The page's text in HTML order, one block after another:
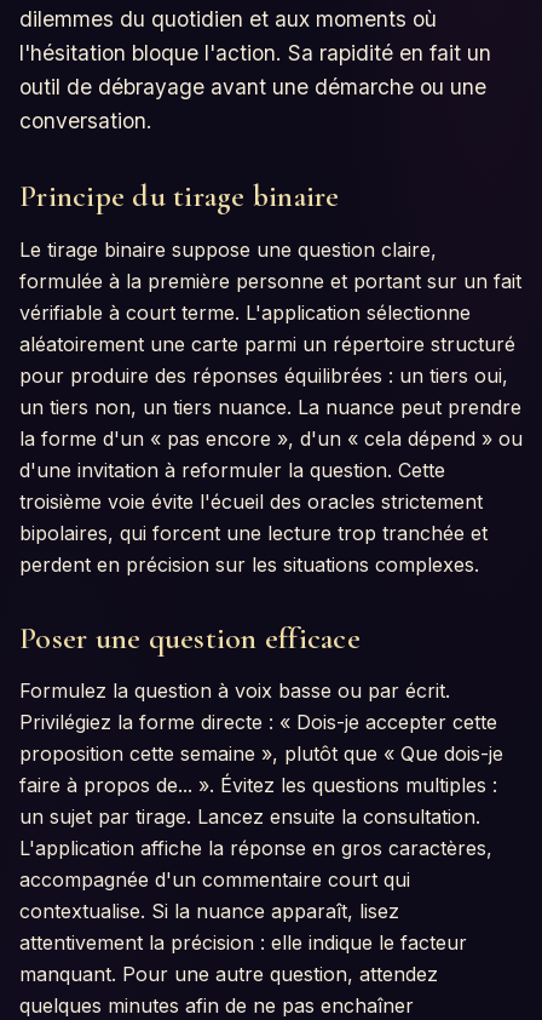
dilemmes du quotidien et aux moments où
l'hésitation bloque l'action. Sa rapidité en fait un
outil de débrayage avant une démarche ou une
conversation.
Principe du tirage binaire
Le tirage binaire suppose une question claire,
formulée à la première personne et portant sur un fait
vérifiable à court terme. L'application sélectionne
aléatoirement une carte parmi un répertoire structuré
pour produire des réponses équilibrées : un tiers oui,
un tiers non, un tiers nuance. La nuance peut prendre
la forme d'un « pas encore », d'un « cela dépend » ou
d'une invitation à reformuler la question. Cette
troisième voie évite l'écueil des oracles strictement
bipolaires, qui forcent une lecture trop tranchée et
perdent en précision sur les situations complexes.
Poser une question efficace
Formulez la question à voix basse ou par écrit.
Privilégiez la forme directe : « Dois-je accepter cette
proposition cette semaine », plutôt que « Que dois-je
faire à propos de... ». Évitez les questions multiples :
un sujet par tirage. Lancez ensuite la consultation.
L'application affiche la réponse en gros caractères,
accompagnée d'un commentaire court qui
contextualise. Si la nuance apparaît, lisez
attentivement la précision : elle indique le facteur
manquant. Pour une autre question, attendez
quelques minutes afin de ne pas enchaîner